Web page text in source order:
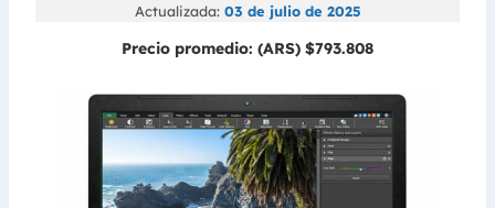
Actualizada: 03 de julio de 2025
Precio promedio: (ARS) $793.808